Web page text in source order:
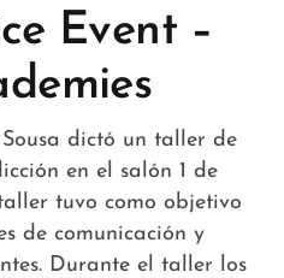
Convenience
Health
Amenities
Event –
dictó un taller de
en el salón 1 de
tuvo como objetivo
de comunicación y
Durante el taller los